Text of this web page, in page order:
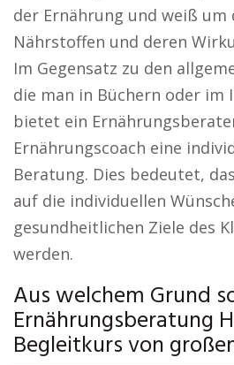
der Ernährung und weiß um
Nährstoffen und deren
Im Gegensatz zu den
die man in Büchern oder
bietet ein
Ernährungscoach eine
Beratung. Dies bedeutet,
auf die individuellen
gesundheitlichen Ziele des
werden.
Aus welchem Grund
Ernährungsberatung
Begleitkurs von